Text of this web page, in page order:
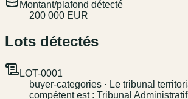
Montant/plafond détecté
200 000 EUR
Lots détectés
LOT-0001
buyer-categories · Le tribunal
compétent est : Tribunal